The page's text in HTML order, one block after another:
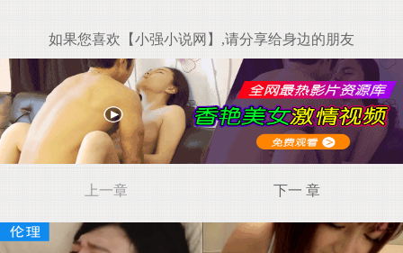
如果您喜欢【小强小说网】,请分享给身边的朋友
上一章 下一 章